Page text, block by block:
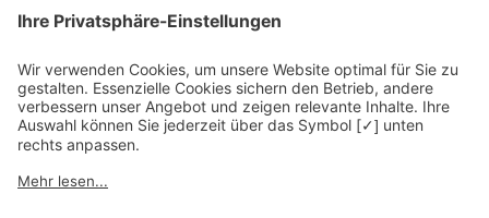
Kontakt
Datenschutz
Newsletter